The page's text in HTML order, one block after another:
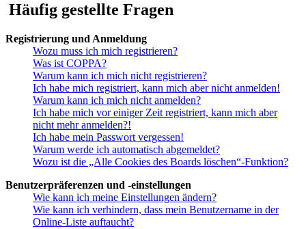
Häufig gestellte Fragen
Registrierung und Anmeldung
Wozu muss ich mich registrieren?
Was ist COPPA?
Warum kann ich mich nicht registrieren?
Ich habe mich registriert, kann mich aber nicht anmelden!
Warum kann ich mich nicht anmelden?
Ich habe mich vor einiger Zeit registriert, kann mich aber
nicht mehr anmelden?!
Ich habe mein Passwort vergessen!
Warum werde ich automatisch abgemeldet?
Wozu ist die „Alle Cookies des Boards löschen“-Funktion?
Benutzerpräferenzen und -einstellungen
Wie kann ich meine Einstellungen ändern?
Wie kann ich verhindern, dass mein Benutzername in der
Online-Liste auftaucht?